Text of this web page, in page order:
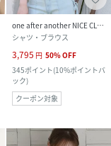
one after another NICE CLAUP
シャツ・ブラウス
3,795 円 50%OFF
345ポイント(10%ポイントバ
ック)
クーポン対象